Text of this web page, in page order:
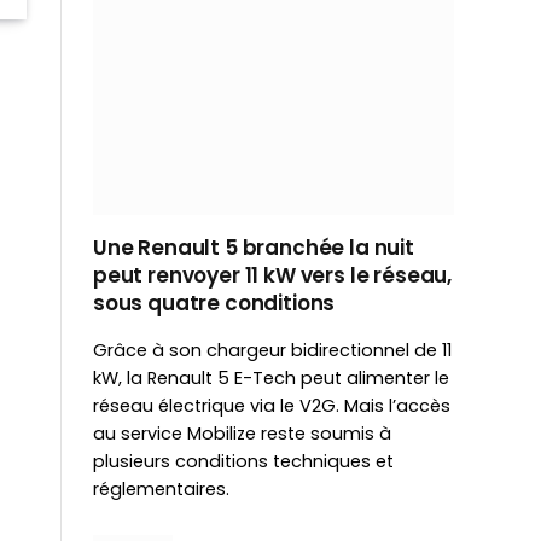
Une Renault 5 branchée la nuit
peut renvoyer 11 kW vers le réseau,
sous quatre conditions
Grâce à son chargeur bidirectionnel de 11
kW, la Renault 5 E-Tech peut alimenter le
réseau électrique via le V2G. Mais l’accès
au service Mobilize reste soumis à
plusieurs conditions techniques et
réglementaires.